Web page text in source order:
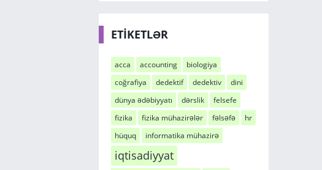
ETİKETLƏR
acca accounting
biologiya
coğrafiya
dedektif dedektiv
dini
dünya ədəbiyyatı
dərslik
felsefe
fizika
fizika mühazirələr fəlsəfə
hr
hüquq
informatika mühazirə
iqtisadiyyat